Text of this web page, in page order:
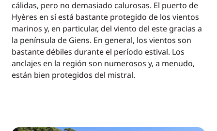
cálidas, pero no demasiado calurosas. El puerto de
Hyères en sí está bastante protegido de los vientos
marinos y, en particular, del viento del este gracias a
la península de Giens. En general, los vientos son
bastante débiles durante el período estival. Los
anclajes en la región son numerosos y, a menudo,
están bien protegidos del mistral.